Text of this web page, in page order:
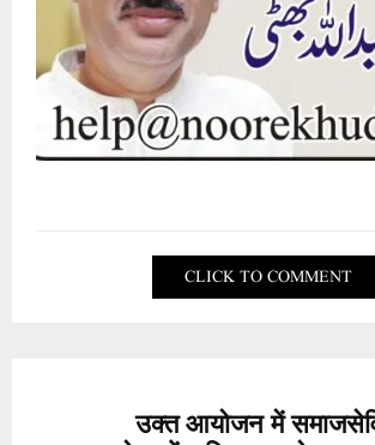
CLICK TO COMMENT
उक्त आयोजन में